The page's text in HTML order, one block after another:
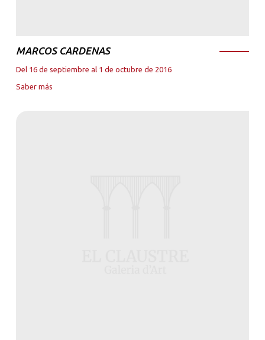
MARCOS CARDENAS
Del 16 de septiembre al 1 de octubre de 2016
Saber más